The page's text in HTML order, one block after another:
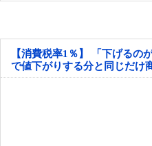
【消費税率1％】 「下げる
で値下がりする分と同じだけ
えない店も